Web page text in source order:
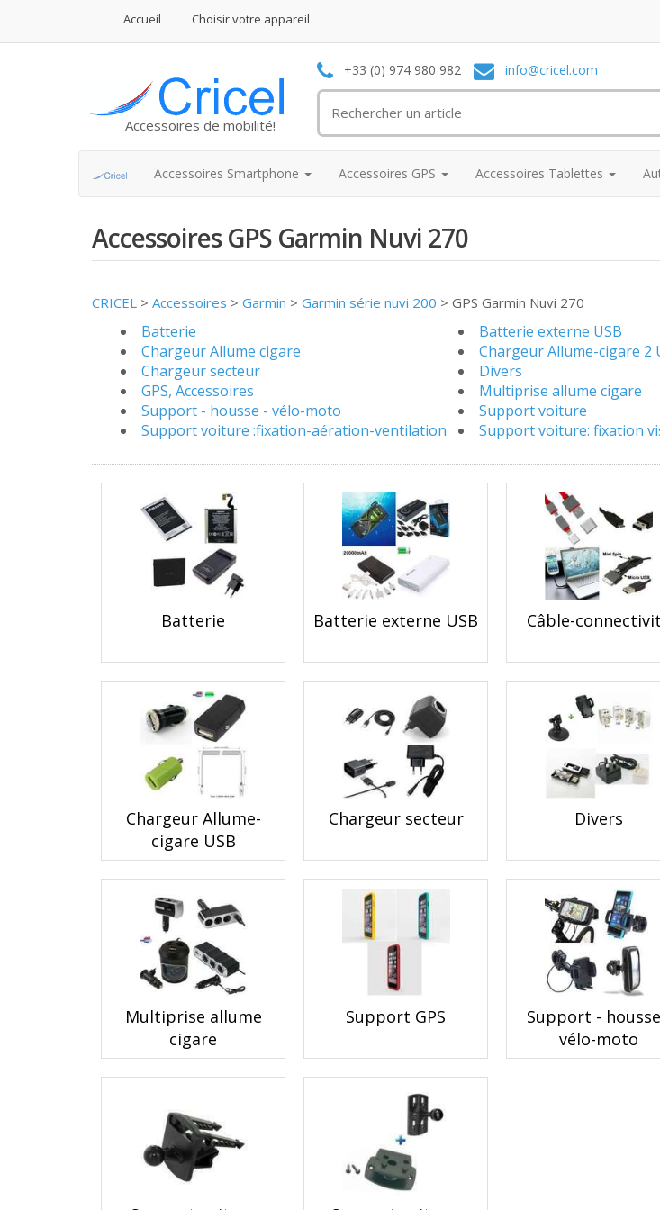
Accueil Choisir votre appareil
Accessoires de mobilité!
+33 (0) 974 980 982 info@cricel.com
Accessoires Smartphone Accessoires GPS Accessoires Tablettes
Accessoires GPS Garmin Nuvi 270
CRICEL > Accessoires > Garmin > Garmin série nuvi 200 > GPS Garmin Nuvi 270
Batterie Batterie externe USB
Chargeur Allume cigare
Chargeur Allume-cigare 2
Chargeur secteur
Divers
GPS, Accessoires
Multiprise allume cigare
Support - housse - vélo-moto
Support voiture
Support voiture :fixation-aération-ventilation
Support voiture: fixation
Batterie Batterie externe USB Câble-
Chargeur Allume-
cigare USB
Chargeur secteur Divers
Multiprise allume
cigare
Support GPS
Support -
vélo-moto